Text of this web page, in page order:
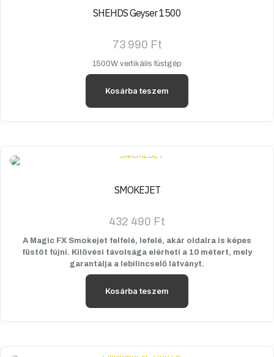
SHEHDS Geyser 1500
73 990 Ft
1500W vertikális füstgép
Kosárba teszem
SMOKEJET
432 490 Ft
A Magic FX Smokejet felfelé, lefelé, akár oldalra is képes
füstöt fújni. Kilövési távolsága elérheti a 10 métert, mely
garantálja a lebilincselő látványt.
Kosárba teszem